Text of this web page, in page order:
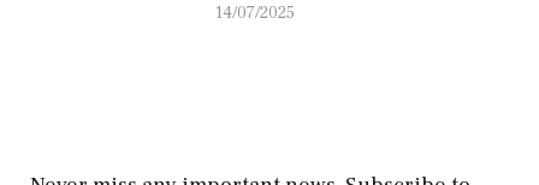
14/07/2025